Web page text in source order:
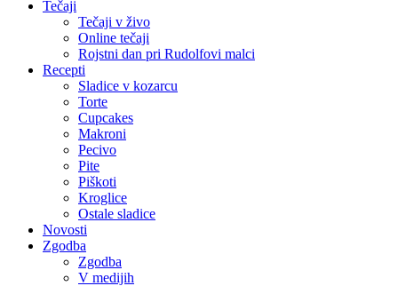
Tečaji
Tečaji v živo
Online tečaji
Rojstni dan pri Rudolfovi malci
Recepti
Sladice v kozarcu
Torte
Cupcakes
Makroni
Pecivo
Pite
Piškoti
Kroglice
Ostale sladice
Novosti
Zgodba
Zgodba
V medijih